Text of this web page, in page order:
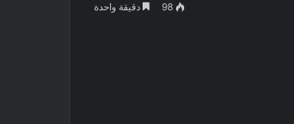
98 دقيقة واحدة